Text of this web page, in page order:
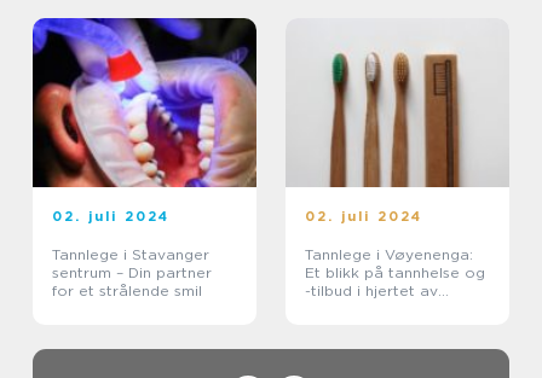
02. juli 2024
Tannlege i Stavanger
sentrum – Din partner
for et strålende smil
02. juli 2024
Tannlege i Vøyenenga:
Et blikk på tannhelse og
-tilbud i hjertet av